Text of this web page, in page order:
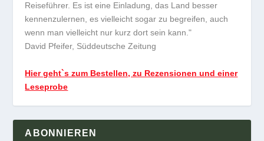
Reiseführer. Es ist eine Einladung, das Land besser
kennenzulernen, es vielleicht sogar zu begreifen, auch
wenn man vielleicht nur kurz dort sein kann."
David Pfeifer, Süddeutsche Zeitung
Hier geht`s zum Bestellen, zu Rezensionen und einer
Leseprobe
ABONNIEREN